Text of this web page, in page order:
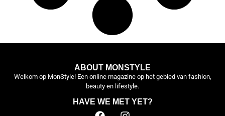
ABOUT MONSTYLE
Welkom op MonStyle! Een online magazine op het gebied van fashion,
beauty en lifestyle.
HAVE WE MET YET?